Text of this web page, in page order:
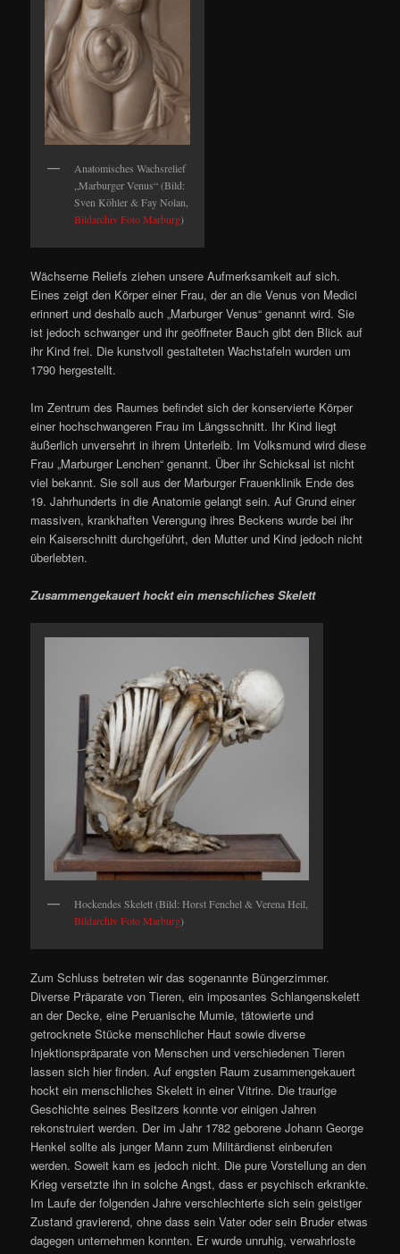
Anatomisches Wachsrelief
„Marburger Venus“ (Bild:
Sven Köhler & Fay Nolan,
Bildarchiv Foto Marburg)
Wächserne Reliefs ziehen unsere Aufmerksamkeit auf sich.
Eines zeigt den Körper einer Frau, der an die Venus von Medici
erinnert und deshalb auch „Marburger Venus“ genannt wird. Sie
ist jedoch schwanger und ihr geöffneter Bauch gibt den Blick auf
ihr Kind frei. Die kunstvoll gestalteten Wachstafeln wurden um
1790 hergestellt.
Im Zentrum des Raumes befindet sich der konservierte Körper
einer hochschwangeren Frau im Längsschnitt. Ihr Kind liegt
äußerlich unversehrt in ihrem Unterleib. Im Volksmund wird diese
Frau „Marburger Lenchen“ genannt. Über ihr Schicksal ist nicht
viel bekannt. Sie soll aus der Marburger Frauenklinik Ende des
19. Jahrhunderts in die Anatomie gelangt sein. Auf Grund einer
massiven, krankhaften Verengung ihres Beckens wurde bei ihr
ein Kaiserschnitt durchgeführt, den Mutter und Kind jedoch nicht
überlebten.
Zusammengekauert hockt ein menschliches Skelett
Hockendes Skelett (Bild: Horst Fenchel & Verena Heil,
Bildarchiv Foto Marburg)
Zum Schluss betreten wir das sogenannte Büngerzimmer.
Diverse Präparate von Tieren, ein imposantes Schlangenskelett
an der Decke, eine Peruanische Mumie, tätowierte und
getrocknete Stücke menschlicher Haut sowie diverse
Injektionspräparate von Menschen und verschiedenen Tieren
lassen sich hier finden. Auf engsten Raum zusammengekauert
hockt ein menschliches Skelett in einer Vitrine. Die traurige
Geschichte seines Besitzers konnte vor einigen Jahren
rekonstruiert werden. Der im Jahr 1782 geborene Johann George
Henkel sollte als junger Mann zum Militärdienst einberufen
werden. Soweit kam es jedoch nicht. Die pure Vorstellung an den
Krieg versetzte ihn in solche Angst, dass er psychisch erkrankte.
Im Laufe der folgenden Jahre verschlechterte sich sein geistiger
Zustand gravierend, ohne dass sein Vater oder sein Bruder etwas
dagegen unternehmen konnten. Er wurde unruhig, verwahrloste